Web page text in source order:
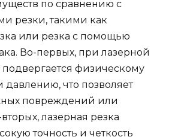
по сравнению с
резки, такими как
или резка с помощью
Во-первых, при лазерной
подвергается физическому
что позволяет
повреждений или
лазерная резка
точность и четкость